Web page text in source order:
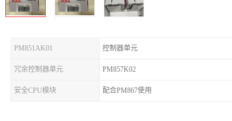
PM851AK01 控制器单元
冗余控制器单元 PM857K02
安全CPU模块 配合PM867使用